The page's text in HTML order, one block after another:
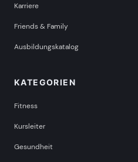
Karriere
Friends & Family
Ausbildungskatalog
KATEGORIEN
Fitness
Kursleiter
Gesundheit